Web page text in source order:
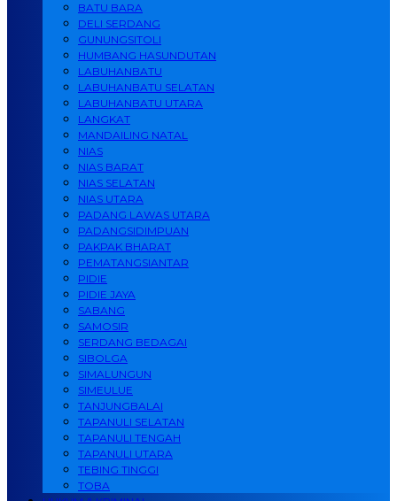
BATU BARA
DELI SERDANG
GUNUNGSITOLI
HUMBANG HASUNDUTAN
LABUHANBATU
LABUHANBATU SELATAN
LABUHANBATU UTARA
LANGKAT
MANDAILING NATAL
NIAS
NIAS BARAT
NIAS SELATAN
NIAS UTARA
PADANG LAWAS UTARA
PADANGSIDIMPUAN
PAKPAK BHARAT
PEMATANGSIANTAR
PIDIE
PIDIE JAYA
SABANG
SAMOSIR
SERDANG BEDAGAI
SIBOLGA
SIMALUNGUN
SIMEULUE
TANJUNGBALAI
TAPANULI SELATAN
TAPANULI TENGAH
TAPANULI UTARA
TEBING TINGGI
TOBA